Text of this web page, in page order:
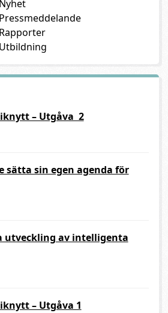
Nyhet
Pressmeddelande
Rapporter
Utbildning
– Utgåva 2
sätta sin egen agenda för
utveckling av intelligenta
– Utgåva 1